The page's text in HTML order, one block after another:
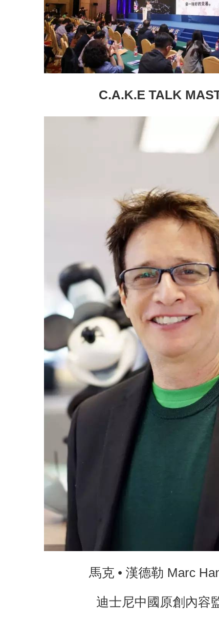
C.A.K.E TALK
馬克 • 漢德勒 Marc
迪士尼中國原創內容